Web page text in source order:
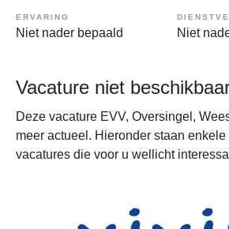
ERVARING
Niet nader bepaald Niet
Vacature niet
Deze vacature EVV, Oversingel,
meer actueel. Hieronder staan
vacatures die voor u wellicht